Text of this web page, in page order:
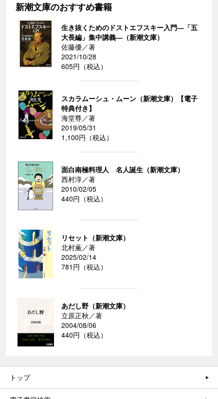
新潮文庫のおすすめ書籍
生き抜くためのドストエフスキー入門―「五
大長編」集中講義―（新潮文庫）
佐藤優／著
2021/10/28
605円（税込）
スカラムーシュ・ムーン（新潮文庫）【電子
特典付き】
海堂尊／著
2019/05/31
1,100円（税込）
面白南極料理人 名人誕生（新潮文庫）
西村淳／著
2010/02/05
440円（税込）
リセット（新潮文庫）
北村薫／著
2025/02/14
781円（税込）
あだし野（新潮文庫）
立原正秋／著
2004/08/06
440円（税込）
トップ